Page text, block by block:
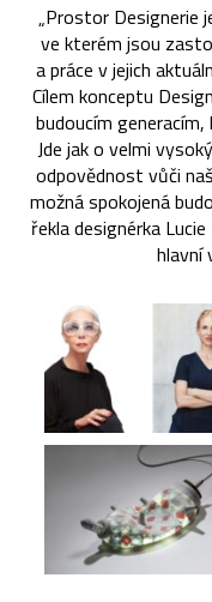
„Prostor Designerie
ve kterém jsou
a práce v jejich
Cílem konceptu
budoucím
Jde jak o velmi
odpovědnost vůči
možná spokojená
řekla designérka
hlavní